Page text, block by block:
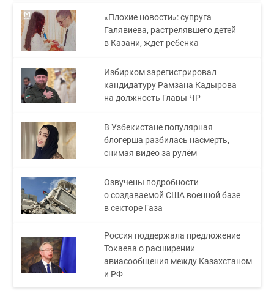
«Плохие новости»: супруга
Галявиева, растрелявшего детей
в Казани, ждет ребенка
Избирком зарегистрировал
кандидатуру Рамзана Кадырова
на должность Главы ЧР
В Узбекистане популярная
блогерша разбилась насмерть,
снимая видео за рулём
Озвучены подробности
о создаваемой США военной базе
в секторе Газа
Россия поддержала предложение
Токаева о расширении
авиасообщения между Казахстаном
и РФ